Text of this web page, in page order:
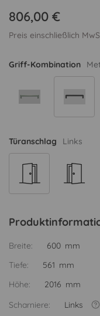
806,00 €
Preis einschließlich
Griff-Kombination
Türanschlag Links
Breite:
600 mm
Tiefe:
561 mm
Höhe:
2016 mm
Scharniere:
Links